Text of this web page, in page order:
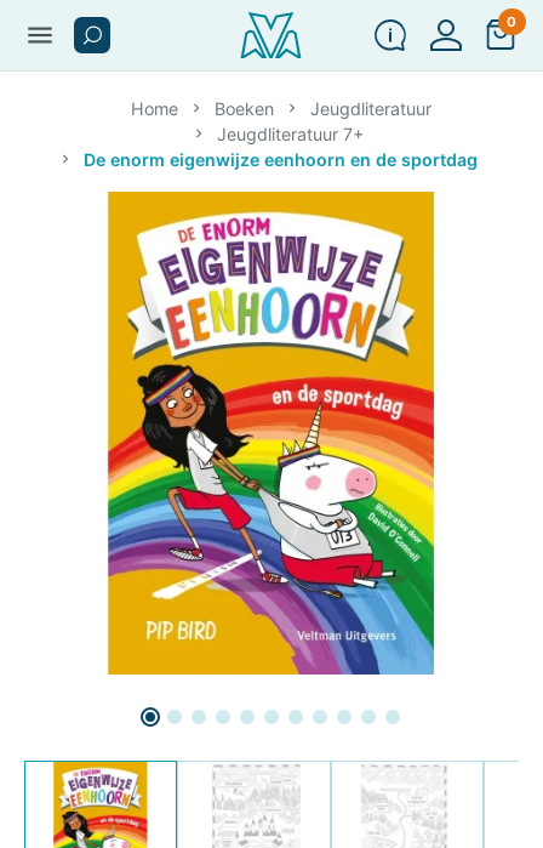
menu 0
Home Boeken
Jeugdliteratuur
Jeugdliteratuur 7+
De enorm eigenwijze eenhoorn en de sportdag